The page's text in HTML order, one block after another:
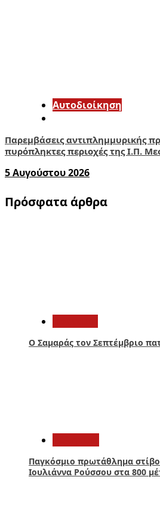
Αυτοδιοίκηση
Παρεμβάσεις αντιπλημμυρικής
πυρόπληκτες περιοχές της Ι.Π.
5 Αυγούστου 2026
Πρόσφατα άρθρα
Ο Σαμαράς τον Σεπτέμβριο
Παγκόσμιο πρωτάθλημα
Ιουλιάννα Ρούσσου στα 800